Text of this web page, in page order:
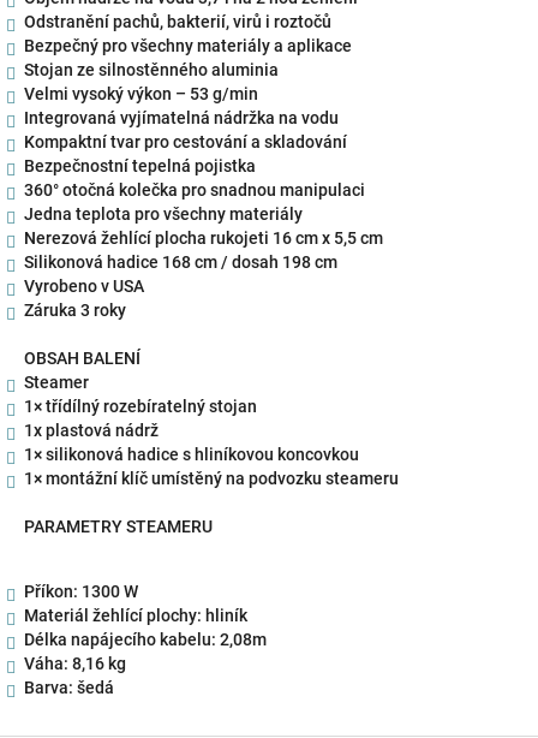
Odstranění pachů, bakterií, virů i roztočů
Bezpečný pro všechny materiály a aplikace
Stojan ze silnostěnného aluminia
Velmi vysoký výkon – 53 g/min
Integrovaná vyjímatelná nádržka na vodu
Kompaktní tvar pro cestování a skladování
Bezpečnostní tepelná pojistka
360° otočná kolečka pro snadnou manipulaci
Jedna teplota pro všechny materiály
Nerezová žehlící plocha rukojeti 16 cm x 5,5 cm
Silikonová hadice 168 cm / dosah 198 cm
Vyrobeno v USA
Záruka 3 roky
OBSAH BALENÍ
Steamer
1× třídílný rozebíratelný stojan
1x plastová nádrž
1× silikonová hadice s hliníkovou koncovkou
1× montážní klíč umístěný na podvozku steameru
PARAMETRY STEAMERU
Příkon: 1300 W
Materiál žehlící plochy: hliník
Délka napájecího kabelu: 2,08m
Váha: 8,16 kg
Barva: šedá